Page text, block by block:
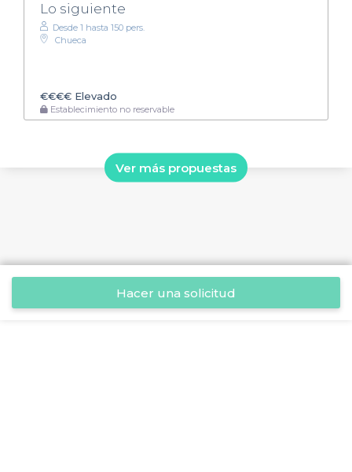
Lo siguiente
Desde 1 hasta 150 pers.
Chueca
€€€€ Elevado
Establecimiento no reservable
Ver más propuestas
Hacer una solicitud